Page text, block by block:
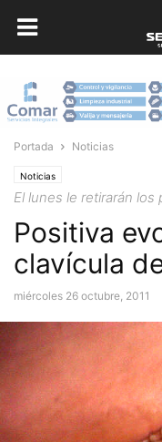
Portada Noticias
Noticias
El lunes le retirarán los
Positiva
clavícula
miércoles 26 octubre, 2011